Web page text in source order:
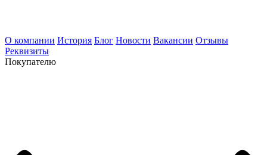
О компании История Блог Новости Вакансии Отзывы
Реквизиты
Покупателю